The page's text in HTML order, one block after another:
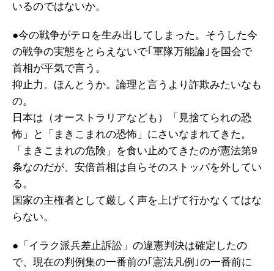
いるのではないか。
●今の戦争がテロを生み出してしまった。そうした今
の戦争の実態をとらえないで｢軍隊万能論｣を国会で
首相が平気で言う。
抑止力。ほんとうか。論理と言うより詐欺みたいなも
の。
日本は（オーストラリアなども）「見捨てられの恐
怖」と「まきこまれの恐怖」にさいなまれてきた。
「まきこまれの危険」を食い止めてきたのが憲法第9
条なのだが、安倍首相は自らそのストッパを外してい
る。
国家の主権者として厳しく声を上げて行かなくてはな
らない。
●「イラク派兵差止訴訟」の違憲判決は確定したの
で、現在の判例集の一番前の｢憲法凡例｣の一番前に